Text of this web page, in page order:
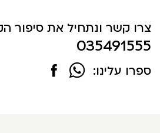
צרו קשר ונתחיל את סיפור
035491555
ספרו עלינו: